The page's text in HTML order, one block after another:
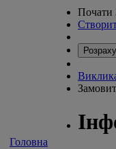
Головна
Почати